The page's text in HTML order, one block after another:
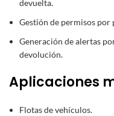
devuelta.
Gestión de permisos
Generación de alertas
devolución.
Aplicaciones
Flotas de vehículos.